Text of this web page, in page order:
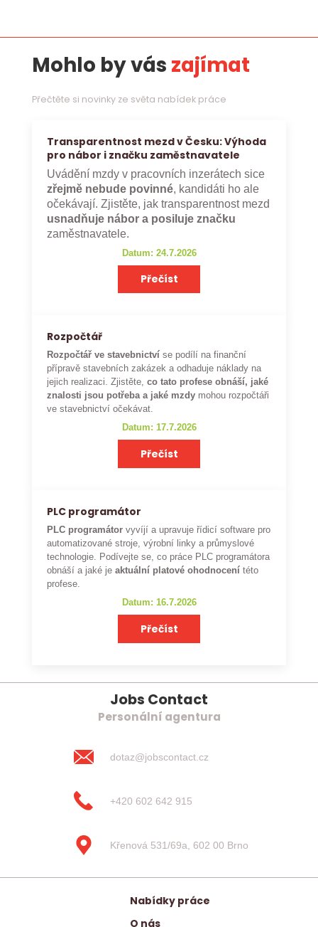
Mohlo by vás zajímat
Přečtěte si novinky ze světa nabídek práce
Transparentnost mezd v Česku: Výhoda
pro nábor i značku zaměstnavatele
Uvádění mzdy v pracovních inzerátech sice
zřejmě nebude povinné, kandidáti ho ale
očekávají. Zjistěte, jak transparentnost mezd
usnadňuje nábor a posiluje značku
zaměstnavatele.
Datum: 24.7.2026
Přečíst
Rozpočtář
Rozpočtář ve stavebnictví se podílí na finanční
přípravě stavebních zakázek a odhaduje náklady na
jejich realizaci. Zjistěte,co tato profese obnáší, jaké
znalosti jsou potřeba a jaké mzdy mohou rozpočtáři
ve stavebnictví očekávat.
Datum: 17.7.2026
Přečíst
PLC programátor
PLC programátor vyvíjí a upravuje řídicí software pro
automatizované stroje, výrobní linky a průmyslové
technologie. Podívejte se, co práce PLC programátora
obnáší a jaké je aktuální platové ohodnocení této
profese.
Datum: 16.7.2026
Přečíst
Jobs Contact
Personální agentura
dotaz@jobscontact.cz
+420 602 642 915
Křenová 531/69a, 602 00 Brno
Nabídky práce
O nás